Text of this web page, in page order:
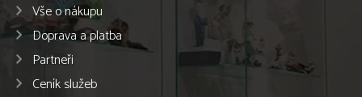
Vše o nákupu
Doprava a platba
Partneři
Ceník služeb